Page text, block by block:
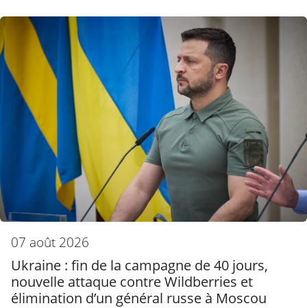
07 août 2026
Ukraine : fin de la campagne de 40 jours,
nouvelle attaque contre Wildberries et
élimination d’un général russe à Moscou